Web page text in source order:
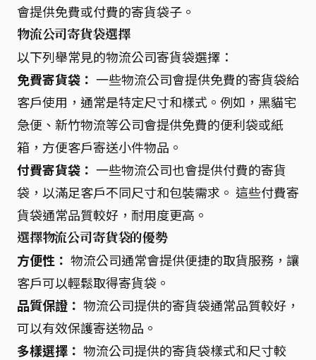
會提供免費或付費的寄貨袋子。
物流公司寄貨袋選擇
以下列舉常見的物流公司寄貨袋選擇：
免費寄貨袋： 一些物流公司會提供免費的寄貨袋給
客戶使用，通常是特定尺寸和樣式。例如，黑貓宅
急便、新竹物流等公司會提供免費的便利袋或紙
箱，方便客戶寄送小件物品。
付費寄貨袋： 一些物流公司也會提供付費的寄貨
袋，以滿足客戶不同尺寸和包裝需求。 這些付費寄
貨袋通常品質較好，耐用度更高。
選擇物流公司寄貨袋的優勢
方便性： 物流公司通常會提供便捷的取貨服務，讓
客戶可以輕鬆取得寄貨袋。
品質保證： 物流公司提供的寄貨袋通常品質較好，
可以有效保護寄送物品。
多樣選擇： 物流公司提供的寄貨袋樣式和尺寸較